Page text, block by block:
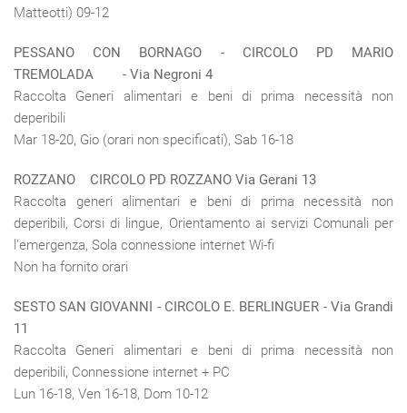
Matteotti) 09-12
PESSANO CON BORNAGO - CIRCOLO PD MARIO
TREMOLADA - Via Negroni 4
Raccolta Generi alimentari e beni di prima necessità non
deperibili
Mar 18-20, Gio (orari non specificati), Sab 16-18
ROZZANO CIRCOLO PD ROZZANO Via Gerani 13
Raccolta generi alimentari e beni di prima necessità non
deperibili, Corsi di lingue, Orientamento ai servizi Comunali per
l'emergenza, Sola connessione internet Wi-fi
Non ha fornito orari
SESTO SAN GIOVANNI - CIRCOLO E. BERLINGUER - Via Grandi
11
Raccolta Generi alimentari e beni di prima necessità non
deperibili, Connessione internet + PC
Lun 16-18, Ven 16-18, Dom 10-12